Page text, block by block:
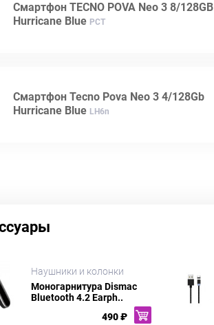
Смартфон TECNO POVA Neo 3 8/128GB
Hurricane Blue РСТ
Смартфон Tecno Pova Neo 3 4/128Gb
Hurricane Blue LH6n
Наушники и колонки
Моногарнитура Dismac
Bluetooth 4.2 Earph..
490 ₽